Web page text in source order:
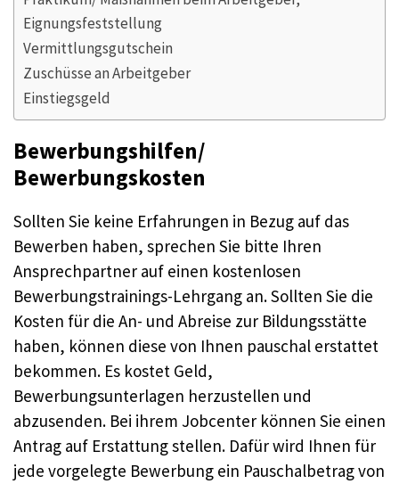
Eignungsfeststellung
Vermittlungsgutschein
Zuschüsse an Arbeitgeber
Einstiegsgeld
Bewerbungshilfen/
Bewerbungskosten
Sollten Sie keine Erfahrungen in Bezug auf das
Bewerben haben, sprechen Sie bitte Ihren
Ansprechpartner auf einen kostenlosen
Bewerbungstrainings-Lehrgang an. Sollten Sie die
Kosten für die An- und Abreise zur Bildungsstätte
haben, können diese von Ihnen pauschal erstattet
bekommen. Es kostet Geld,
Bewerbungsunterlagen herzustellen und
abzusenden. Bei ihrem Jobcenter können Sie einen
Antrag auf Erstattung stellen. Dafür wird Ihnen für
jede vorgelegte Bewerbung ein Pauschalbetrag von